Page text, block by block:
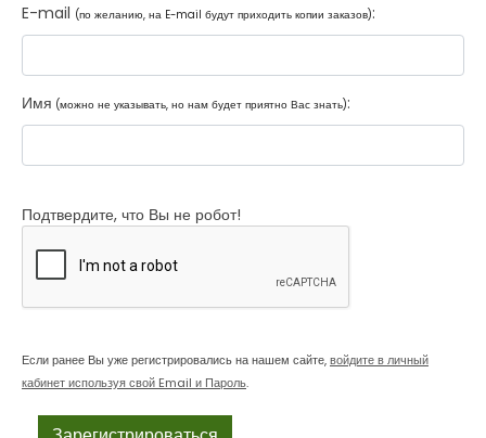
E-mail (по желанию, на E-mail будут приходить копии заказов):
Имя (можно не указывать, но нам будет приятно Вас знать):
Подтвердите, что Вы не робот!
Если ранее Вы уже регистрировались на нашем сайте,войдите в личный
кабинет используя свой Email и Пароль.